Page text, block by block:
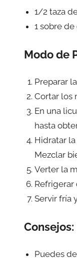
1/2 taza
1 sobre de
Modo de
Preparar
Cortar los
En una
hasta
Hidratar
Mezclar
Verter la
Refrigerar
Servir fría
Consejos:
Puedes